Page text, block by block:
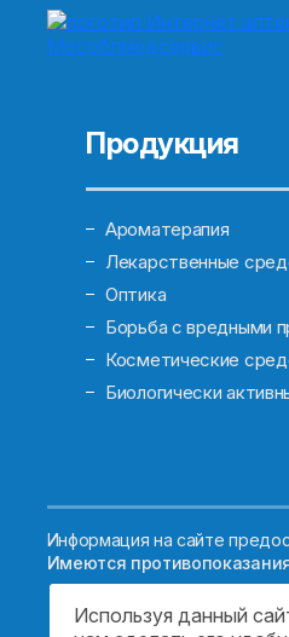
Продукция
Ароматерапия
Лекарственные
Оптика
Борьба с вредными
Косметические
Биологически
Информация на сайте
Имеются
Используя данный